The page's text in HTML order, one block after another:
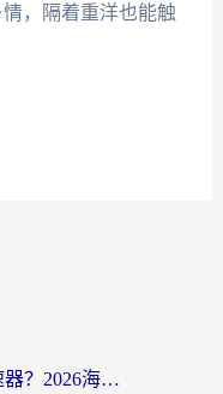
，隔着重洋也能触
国外打魔渊之刃用什么加速器？2026海外玩家国服游戏加速全攻略（附闪耀暖暖&复苏的魔女避坑指南）